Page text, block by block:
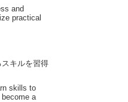
and
practical
キルを習得
skills to
a